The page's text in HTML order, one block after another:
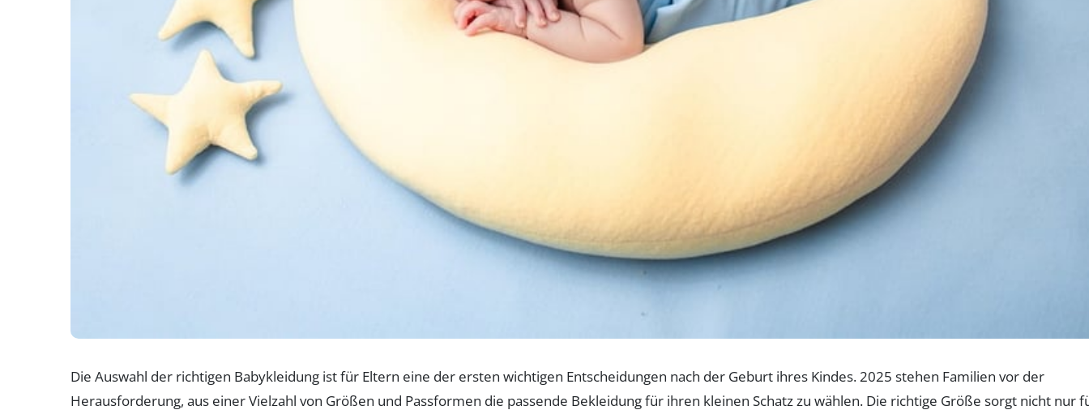
Die Auswahl der richtigen Babykleidung ist für Eltern eine der ersten wichtigen Entscheidungen nach der Geburt ihres Kindes. 2025 stehen Familien vor der
Herausforderung, aus einer Vielzahl von Größen und Passformen die passende Bekleidung für ihren kleinen Schatz zu wählen. Die richtige Größe sorgt nicht nur